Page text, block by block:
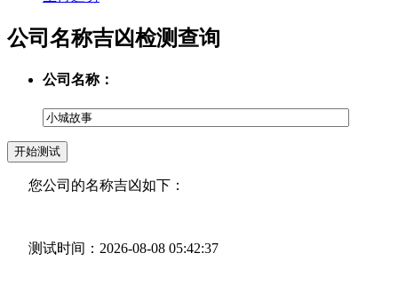
公司名称吉凶检测查询
公司名称：
您公司的名称吉凶如下：
测试时间：2026-08-08 05:42:37